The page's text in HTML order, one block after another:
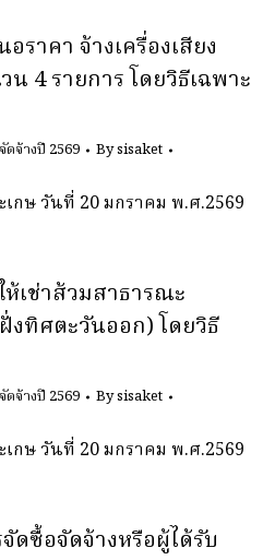
ราคา จ้างเครื่องเสียง
4 รายการ โดยวิธีเฉพาะ
จ้างปี 2569 Bysisaket
เกษ วันที่ 20 มกราคม พ.ศ.2569
เช่าส้วมสาธารณะ
งทิศตะวันออก) โดยวิธี
จ้างปี 2569 Bysisaket
เกษ วันที่ 20 มกราคม พ.ศ.2569
ดซื้อจัดจ้างหรือผู้ได้รับ